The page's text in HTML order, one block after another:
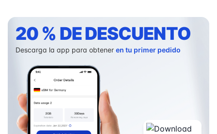
20 % DE DESCUENTO
Descarga la app para obtener en tu primer pedido